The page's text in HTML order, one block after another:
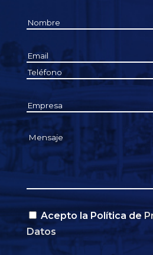
Acepto la Política de
Datos